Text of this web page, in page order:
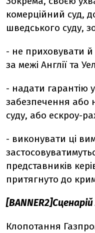
комерційний суд,
шведського суду,
- не приховувати
за межі Англії та
- надати гарантію
забезпечення або
суду, або ескроу-
- виконувати ці
представників
притягнуто до
[BANNER2]Сценарій
Клопотання